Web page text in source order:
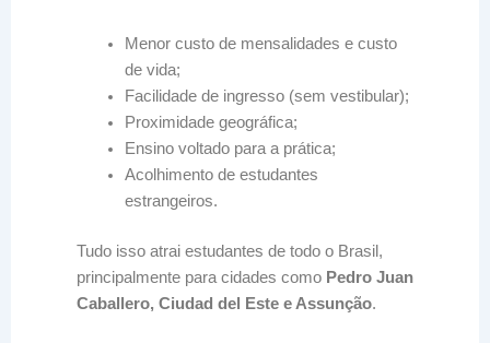
Menor custo de mensalidades e custo
de vida;
Facilidade de ingresso (sem vestibular);
Proximidade geográfica;
Ensino voltado para a prática;
Acolhimento de estudantes
estrangeiros.
Tudo isso atrai estudantes de todo o Brasil,
principalmente para cidades como Pedro Juan
Caballero, Ciudad del Este e Assunção.